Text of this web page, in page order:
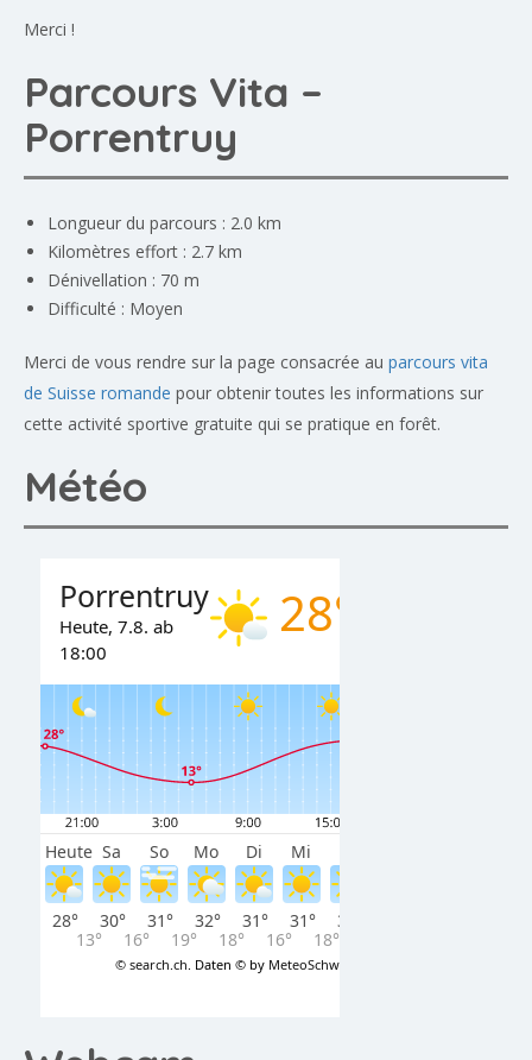
Merci !
Parcours Vita –
Porrentruy
Longueur du parcours : 2.0 km
Kilomètres effort : 2.7 km
Dénivellation : 70 m
Difficulté : Moyen
Merci de vous rendre sur la page consacrée au parcours vita
de Suisse romande pour obtenir toutes les informations sur
cette activité sportive gratuite qui se pratique en forêt.
Météo